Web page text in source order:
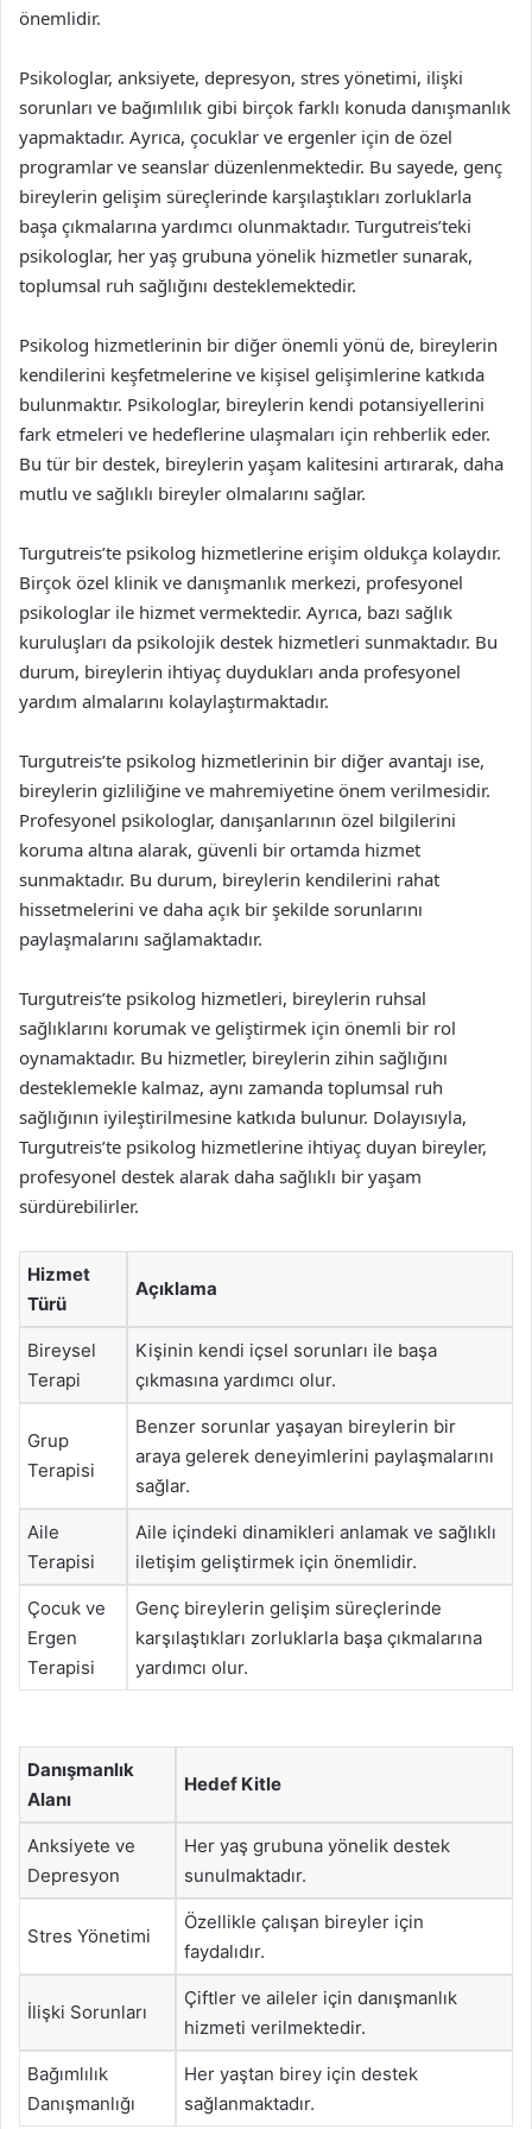
önemlidir.
Psikologlar, anksiyete, depresyon, stres yönetimi, ilişki
sorunları ve bağımlılık gibi birçok farklı konuda danışmanlık
yapmaktadır. Ayrıca, çocuklar ve ergenler için de özel
programlar ve seanslar düzenlenmektedir. Bu sayede, genç
bireylerin gelişim süreçlerinde karşılaştıkları zorluklarla
başa çıkmalarına yardımcı olunmaktadır. Turgutreis’teki
psikologlar, her yaş grubuna yönelik hizmetler sunarak,
toplumsal ruh sağlığını desteklemektedir.
Psikolog hizmetlerinin bir diğer önemli yönü de, bireylerin
kendilerini keşfetmelerine ve kişisel gelişimlerine katkıda
bulunmaktır. Psikologlar, bireylerin kendi potansiyellerini
fark etmeleri ve hedeflerine ulaşmaları için rehberlik eder.
Bu tür bir destek, bireylerin yaşam kalitesini artırarak, daha
mutlu ve sağlıklı bireyler olmalarını sağlar.
Turgutreis’te psikolog hizmetlerine erişim oldukça kolaydır.
Birçok özel klinik ve danışmanlık merkezi, profesyonel
psikologlar ile hizmet vermektedir. Ayrıca, bazı sağlık
kuruluşları da psikolojik destek hizmetleri sunmaktadır. Bu
durum, bireylerin ihtiyaç duydukları anda profesyonel
yardım almalarını kolaylaştırmaktadır.
Turgutreis’te psikolog hizmetlerinin bir diğer avantajı ise,
bireylerin gizliliğine ve mahremiyetine önem verilmesidir.
Profesyonel psikologlar, danışanlarının özel bilgilerini
koruma altına alarak, güvenli bir ortamda hizmet
sunmaktadır. Bu durum, bireylerin kendilerini rahat
hissetmelerini ve daha açık bir şekilde sorunlarını
paylaşmalarını sağlamaktadır.
Turgutreis’te psikolog hizmetleri, bireylerin ruhsal
sağlıklarını korumak ve geliştirmek için önemli bir rol
oynamaktadır. Bu hizmetler, bireylerin zihin sağlığını
desteklemekle kalmaz, aynı zamanda toplumsal ruh
sağlığının iyileştirilmesine katkıda bulunur. Dolayısıyla,
Turgutreis’te psikolog hizmetlerine ihtiyaç duyan bireyler,
profesyonel destek alarak daha sağlıklı bir yaşam
sürdürebilirler.
Hizmet
Türü
Açıklama
Bireysel
Terapi
Kişinin kendi içsel sorunları ile başa
çıkmasına yardımcı olur.
Grup
Terapisi
Benzer sorunlar yaşayan bireylerin bir
araya gelerek deneyimlerini paylaşmalarını
sağlar.
Aile
Terapisi
Aile içindeki dinamikleri anlamak ve sağlıklı
iletişim geliştirmek için önemlidir.
Çocuk ve
Ergen
Terapisi
Genç bireylerin gelişim süreçlerinde
karşılaştıkları zorluklarla başa çıkmalarına
yardımcı olur.
Danışmanlık
Alanı
Hedef Kitle
Anksiyete ve
Depresyon
Her yaş grubuna yönelik destek
sunulmaktadır.
Stres Yönetimi
Özellikle çalışan bireyler için
faydalıdır.
İlişki Sorunları
Çiftler ve aileler için danışmanlık
hizmeti verilmektedir.
Bağımlılık
Danışmanlığı
Her yaştan birey için destek
sağlanmaktadır.